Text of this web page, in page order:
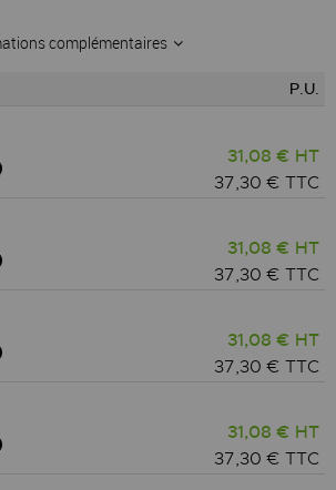
complémentaires
P.U.
31,08 € HT
37,30 € TTC
31,08 € HT
37,30 € TTC
31,08 € HT
37,30 € TTC
31,08 € HT
37,30 € TTC